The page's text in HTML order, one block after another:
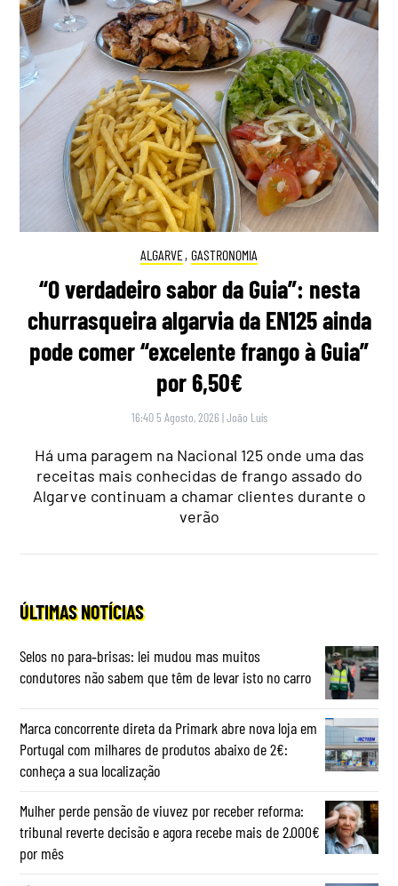
ALGARVE, GASTRONOMIA
“O verdadeiro sabor da Guia”: nesta
churrasqueira algarvia da EN125 ainda
pode comer “excelente frango à Guia”
por 6,50€
16:40 5 Agosto, 2026 |João Luís
Há uma paragem na Nacional 125 onde uma das
receitas mais conhecidas de frango assado do
Algarve continuam a chamar clientes durante o
verão
ÚLTIMAS NOTÍCIAS
Selos no para‑brisas: lei mudou mas muitos
condutores não sabem que têm de levar isto no carro
Marca concorrente direta da Primark abre nova loja em
Portugal com milhares de produtos abaixo de 2€:
conheça a sua localização
Mulher perde pensão de viuvez por receber reforma:
tribunal reverte decisão e agora recebe mais de 2.000€
por mês